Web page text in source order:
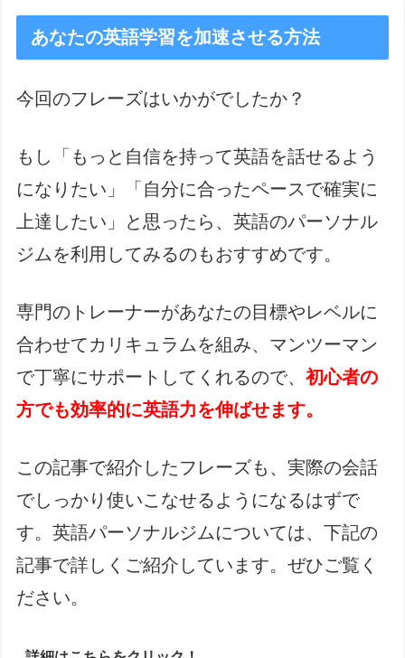
あなたの英語学習を加速させる方法
今回のフレーズはいかがでしたか？
もし「もっと自信を持って英語を話せるよう
になりたい」「自分に合ったペースで確実に
上達したい」と思ったら、英語のパーソナル
ジムを利用してみるのもおすすめです。
専門のトレーナーがあなたの目標やレベルに
合わせてカリキュラムを組み、マンツーマン
で丁寧にサポートしてくれるので、初心者の
方でも効率的に英語力を伸ばせます。
この記事で紹介したフレーズも、実際の会話
でしっかり使いこなせるようになるはずで
す。英語パーソナルジムについては、下記の
記事で詳しくご紹介しています。ぜひご覧く
ださい。